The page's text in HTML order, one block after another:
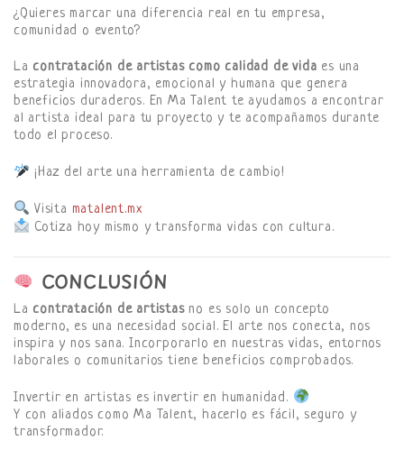
¿Quieres marcar una diferencia real en tu empresa,
comunidad o evento?
La contratación de artistas como calidad de vida es una
estrategia innovadora, emocional y humana que genera
beneficios duraderos. En Ma Talent te ayudamos a encontrar
al artista ideal para tu proyecto y te acompañamos durante
todo el proceso.
¡Haz del arte una herramienta de cambio!
Visita matalent.mx
Cotiza hoy mismo y transforma vidas con cultura.
CONCLUSIÓN
La contratación de artistasno es solo un concepto
moderno, es una necesidad social. El arte nos conecta, nos
inspira y nos sana. Incorporarlo en nuestras vidas, entornos
laborales o comunitarios tiene beneficios comprobados.
Invertir en artistas es invertir en humanidad.
Y con aliados como Ma Talent, hacerlo es fácil, seguro y
transformador.